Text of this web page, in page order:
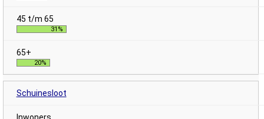
31%
20%
Schuinesloot